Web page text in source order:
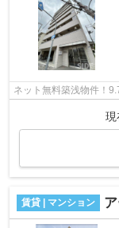
ネット無料築浅物件！
現
賃貸 | マンション